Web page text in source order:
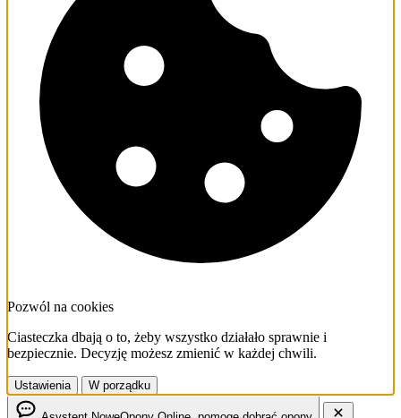
Pozwól na cookies
Ciasteczka dbają o to, żeby wszystko działało sprawnie i
bezpiecznie. Decyzję możesz zmienić w każdej chwili.
Ustawienia W porządku